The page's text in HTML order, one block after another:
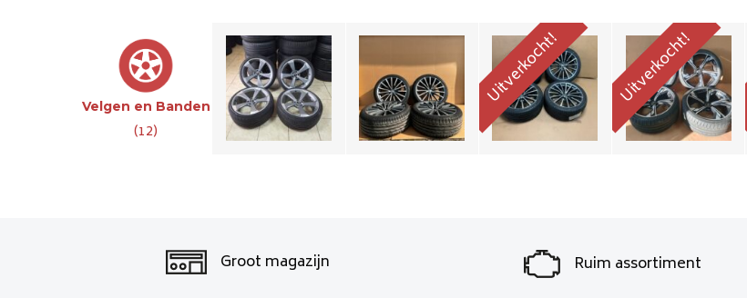
Velgen en Banden
(12)
Uitverkocht! Uitverkocht!
Groot magazijn Ruim assortiment